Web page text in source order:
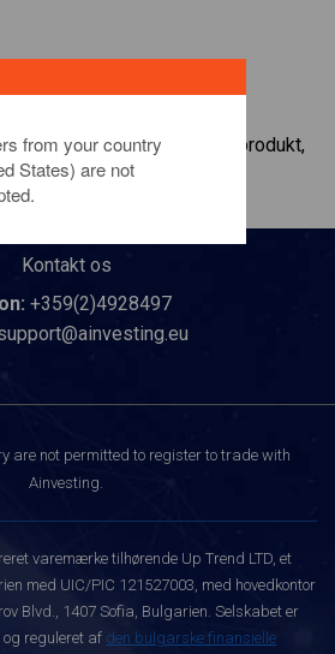
om dette investeringsprodukt,
duklikke her
Kontakt os
+359(2)4928497
are not permitted to register to trade with
Ainvesting.
varemærke tilhørende Up Trend LTD, et
med UIC/PIC 121527003, med hovedkontor
Blvd., 1407 Sofia, Bulgarien. Selskabet er
og reguleret af den bulgarske finansielle
from your country
States) are not